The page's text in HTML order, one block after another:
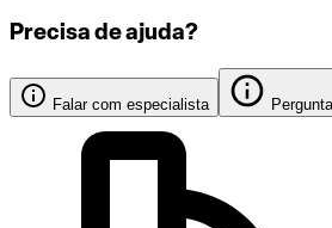
Precisa de ajuda?
Falar com especialista